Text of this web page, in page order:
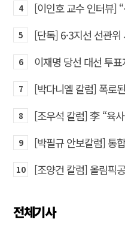
4
5 [단독] 6·3지선 선관
6 이재명 당선 대선 투
7
8 [조우석 칼럼] 李 “육
9
10
전체기사